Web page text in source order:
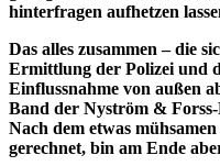
hinterfragen aufhetzen
Das alles zusammen – die
Ermittlung der Polizei und
Einflussnahme von außen
Band der Nyström &
Nach dem etwas
gerechnet, bin am Ende